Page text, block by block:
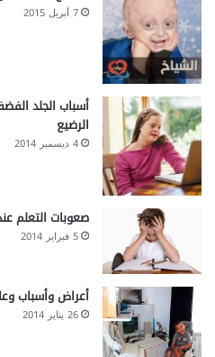
7 أبريل 2015
أسباب الجلد
الرضيع
4 ديسمبر 2014
صعوبات التعلم
5 فبراير 2014
أعراض وأسباب
26 يناير 2014